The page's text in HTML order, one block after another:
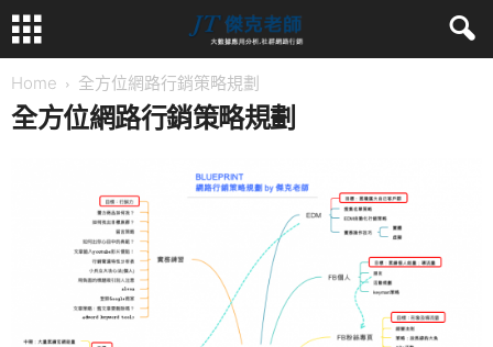
Home 全方位網路行銷策略規劃
全方位網路行銷策略規劃